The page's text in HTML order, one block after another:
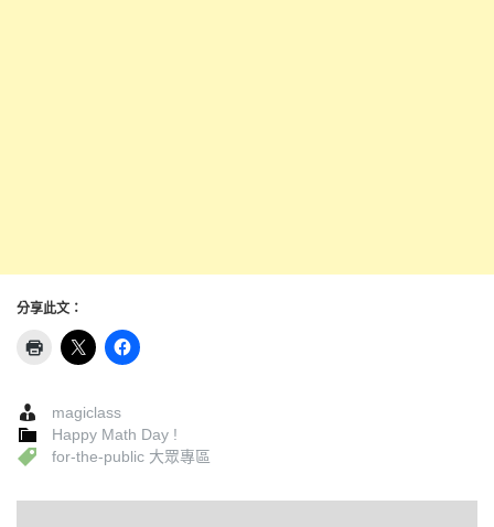
分享此文：
magiclass
Happy Math Day !
for-the-public 大眾專區